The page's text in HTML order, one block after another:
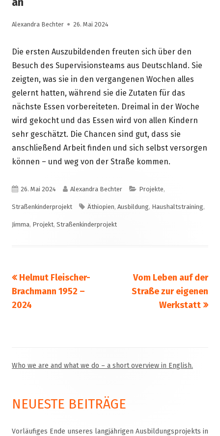
Autor
Alexandra Bechter Veröffentlicht
26. Mai 2024
Die ersten Auszubildenden freuten sich über den
Besuch des Supervisionsteams aus Deutschland. Sie
zeigten, was sie in den vergangenen Wochen alles
gelernt hatten, während sie die Zutaten für das
nächste Essen vorbereiteten. Dreimal in der Woche
wird gekocht und das Essen wird von allen Kindern
sehr geschätzt. Die Chancen sind gut, dass sie
anschließend Arbeit finden und sich selbst versorgen
können – und weg von der Straße kommen.
Veröffentlicht
am
26. Mai 2024 Autor
Alexandra Bechter Kategorien
Projekte,
Straßenkinderprojekt Schlagwörter
Äthiopien, Ausbildung, Haushaltstraining,
Jimma, Projekt, Straßenkinderprojekt
Beitragsnavigation
Vorheriger
Beitrag:
Helmut Fleischer-
Brachmann 1952 –
2024
Nächster
Beitrag
Vom Leben auf der
Straße zur eigenen
Werkstatt
Haupt-
Who we are and what we do – a short overview in English.
NEUESTE BEITRÄGE
Vorläufiges Ende unseres langjährigen Ausbildungsprojekts in